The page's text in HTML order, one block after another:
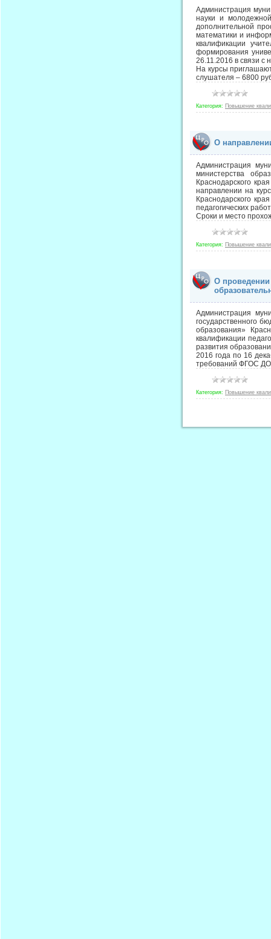
Администрация
науки и
дополнительной
математики и
квалификации
формирования
26.11.2016 в связи с
На курсы
слушателя – 6800
Категория: Повышение
О
Администрация
министерства
Краснодарского
направлении на
Краснодарского
педагогических
Сроки и место
Категория: Повышение
О
Администрация
государственного
образования»
квалификации
развития
2016 года по 16
требований ФГОС
Категория: Повышение